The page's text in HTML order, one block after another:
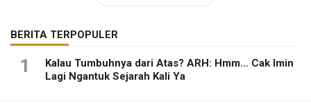
BERITA TERPOPULER
1
Kalau Tumbuhnya dari Atas? ARH: Hmm… Cak Imin
Lagi Ngantuk Sejarah Kali Ya